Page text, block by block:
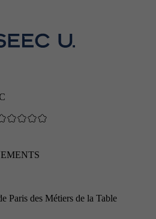
Paris des Métiers de la Table